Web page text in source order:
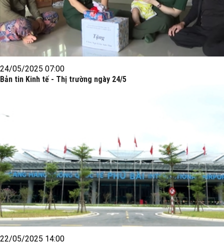
24/05/2025 07:00
Bản tin Kinh tế - Thị trường ngày 24/5
22/05/2025 14:00